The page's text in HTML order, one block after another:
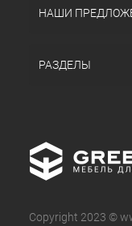
НАШИ
РАЗДЕЛЫ
Copyright 2023 ©